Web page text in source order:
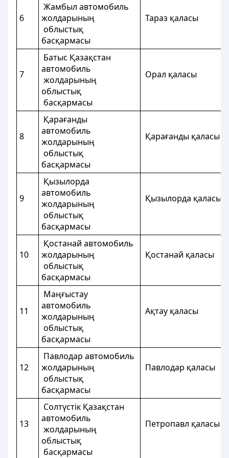
6
Жамбыл автомобиль
жолдарының
облыстық
басқармасы
Тараз
7
Батыс Қазақстан
автомобиль
жолдарының
облыстық
басқармасы
Орал
8
Қарағанды
автомобиль
жолдарының
облыстық
басқармасы
Қарағанды
9
Қызылорда
автомобиль
жолдарының
облыстық
басқармасы
Қызылорда
10
Қостанай автомобиль
жолдарының
облыстық
басқармасы
Қостанай
11
Маңғыстау
автомобиль
жолдарының
облыстық
басқармасы
Ақтау
12
Павлодар автомобиль
жолдарының
облыстық
басқармасы
Павлодар
13
Солтүстік Қазақстан
автомобиль
жолдарының
облыстық
басқармасы
Петропавл